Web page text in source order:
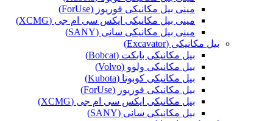
مینی بیل مکانیکی فوریوز (ForUse)
مینی بیل مکانیکی ایکس سی ام جی (XCMG)
مینی بیل مکانیکی سانی (SANY)
بیل مکانیکی (Excavator)
بیل مکانیکی بابکت (Bobcat)
بیل مکانیکی ولوو (Volvo)
بیل مکانیکی کوبوتا (Kubota)
بیل مکانیکی فوریوز (ForUse)
بیل مکانیکی ایکس سی ام جی (XCMG)
بیل مکانیکی سانی (SANY)